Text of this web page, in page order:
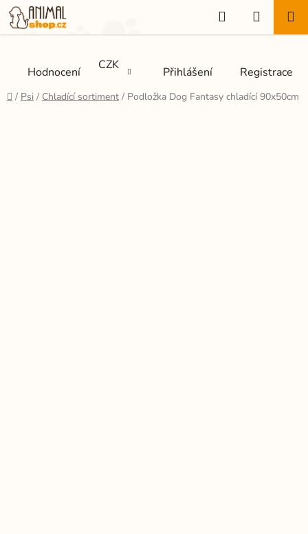
Přejít
na
obsah
Hodnocení CZK Přihlášení Registrace
Hledat
KOŠÍK
Domů
/ Psi / Chladící sortiment / Podložka Dog Fantasy chladící 90x50cm